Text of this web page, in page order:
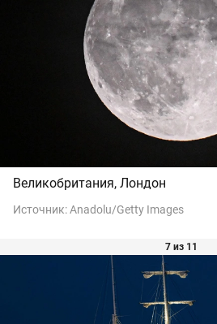
Великобритания, Лондон
Источник:Anadolu/Getty Images
7 из 11